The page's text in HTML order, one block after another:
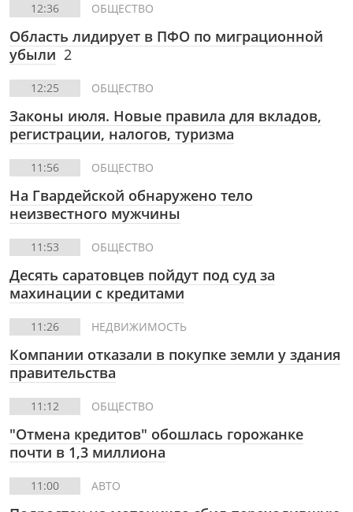
12:36 ОБЩЕСТВО
Область лидирует в ПФО по миграционной
убыли 2
12:25 ОБЩЕСТВО
Законы июля. Новые правила для вкладов,
регистрации, налогов, туризма
11:56 ОБЩЕСТВО
На Гвардейской обнаружено тело
неизвестного мужчины
11:53 ОБЩЕСТВО
Десять саратовцев пойдут под суд за
махинации с кредитами
11:26 НЕДВИЖИМОСТЬ
Компании отказали в покупке земли у здания
правительства
11:12 ОБЩЕСТВО
"Отмена кредитов" обошлась горожанке
почти в 1,3 миллиона
11:00 АВТО